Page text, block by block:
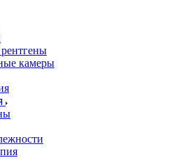
камеры